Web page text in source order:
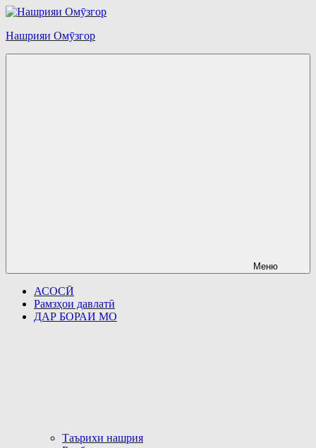
Перейти
содержимому
Нашрияи Омӯзгор
Меню
АСОСӢ
Рамзҳои давлатӣ
ДАР БОРАИ МО
Таърихи нашрия